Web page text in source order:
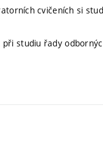
cvičeních si
studiu řady